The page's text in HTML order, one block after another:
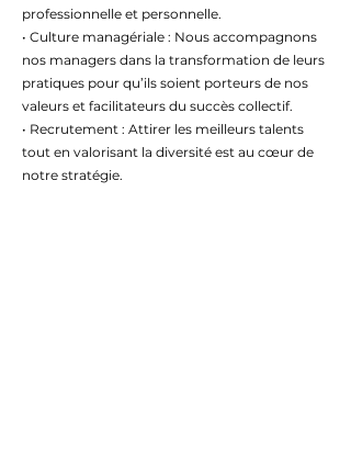
professionnelle et personnelle.
• Culture managériale : Nous accompagnons
nos managers dans la transformation de leurs
pratiques pour qu’ils soient porteurs de nos
valeurs et facilitateurs du succès collectif.
• Recrutement : Attirer les meilleurs talents
tout en valorisant la diversité est au cœur de
notre stratégie.